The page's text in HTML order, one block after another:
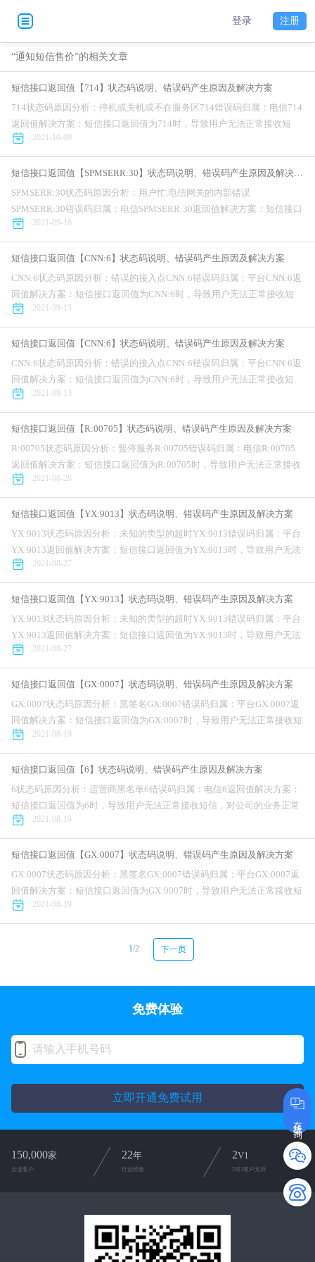
登录 注册
“通知短信售价”的相关文章
短信接口返回值【714】状态码说明、错误码产生原因及解决方案
714状态码原因分析：停机或关机或不在服务区714错误码归属：电信714
返回值解决方案：短信接口返回值为714时，导致用户无法正常接收短
信，对公司的业务正常开展造成不利影响。针对短信接口错误码为714...
2021-10-09
短信接口返回值【SPMSERR:30】状态码说明、错误码产生原因及解决方案
SPMSERR:30状态码原因分析：用户忙,电信网关的内部错误
SPMSERR:30错误码归属：电信SPMSERR:30返回值解决方案：短信接口
返回值为SPMSERR:30时，导致用户无法正常接收短信，...
2021-09-16
短信接口返回值【CNN:6】状态码说明、错误码产生原因及解决方案
CNN:6状态码原因分析：错误的接入点CNN:6错误码归属：平台CNN:6返
回值解决方案：短信接口返回值为CNN:6时，导致用户无法正常接收短
信，对公司的业务正常开展造成不利影响。针对短信接口错误码为...
2021-09-13
短信接口返回值【CNN:6】状态码说明、错误码产生原因及解决方案
CNN:6状态码原因分析：错误的接入点CNN:6错误码归属：平台CNN:6返
回值解决方案：短信接口返回值为CNN:6时，导致用户无法正常接收短
信，对公司的业务正常开展造成不利影响。针对短信接口错误码为...
2021-09-13
短信接口返回值【R:00705】状态码说明、错误码产生原因及解决方案
R:00705状态码原因分析：暂停服务R:00705错误码归属：电信R:00705
返回值解决方案：短信接口返回值为R:00705时，导致用户无法正常接收
短信，对公司的业务正常开展造成不利影响。针对短信...
2021-08-28
短信接口返回值【YX:9013】状态码说明、错误码产生原因及解决方案
YX:9013状态码原因分析：未知的类型的超时YX:9013错误码归属：平台
YX:9013返回值解决方案：短信接口返回值为YX:9013时，导致用户无法
正常接收短信，对公司的业务正常开展造成不利影响。...
2021-08-27
短信接口返回值【YX:9013】状态码说明、错误码产生原因及解决方案
YX:9013状态码原因分析：未知的类型的超时YX:9013错误码归属：平台
YX:9013返回值解决方案：短信接口返回值为YX:9013时，导致用户无法
正常接收短信，对公司的业务正常开展造成不利影响。...
2021-08-27
短信接口返回值【GX:0007】状态码说明、错误码产生原因及解决方案
GX:0007状态码原因分析：黑签名GX:0007错误码归属：平台GX:0007返
回值解决方案：短信接口返回值为GX:0007时，导致用户无法正常接收短
信，对公司的业务正常开展造成不利影响。针对短信接...
2021-08-19
短信接口返回值【6】状态码说明、错误码产生原因及解决方案
6状态码原因分析：运营商黑名单6错误码归属：电信6返回值解决方案：
短信接口返回值为6时，导致用户无法正常接收短信，对公司的业务正常
开展造成不利影响。针对短信接口错误码为6问题，互亿无线提供完整解
决方案...
2021-08-19
短信接口返回值【GX:0007】状态码说明、错误码产生原因及解决方案
GX:0007状态码原因分析：黑签名GX:0007错误码归属：平台GX:0007返
回值解决方案：短信接口返回值为GX:0007时，导致用户无法正常接收短
信，对公司的业务正常开展造成不利影响。针对短信接...
2021-08-19
1/2 下一页
在线咨询
免费体验
立即开通免费试用
150,000家
企业客户
22年
行业经验
2V1
2对1客户支持